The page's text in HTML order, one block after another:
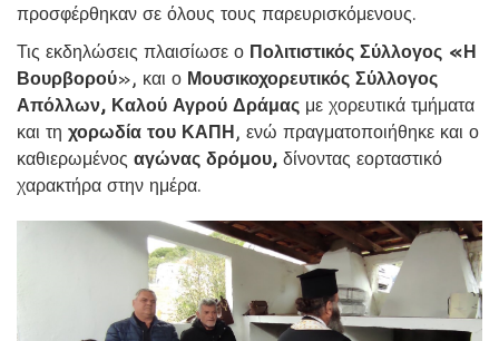
προσφέρθηκαν σε όλους τους παρευρισκόμενους.
Τις εκδηλώσεις πλαισίωσε ο Πολιτιστικός Σύλλογος «Η
Βουρβορού», και ο Μουσικοχορευτικός Σύλλογος
Απόλλων, Καλού Αγρού Δράμας με χορευτικά τμήματα
και τη χορωδία του ΚΑΠΗ, ενώ πραγματοποιήθηκε και ο
καθιερωμένος αγώνας δρόμου, δίνοντας εορταστικό
χαρακτήρα στην ημέρα.